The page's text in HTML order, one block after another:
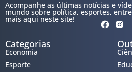
Acompanhe as últimas notícias e
mundo sobre política, esportes,
mais aqui neste site!
Categorias
Economia
Esporte